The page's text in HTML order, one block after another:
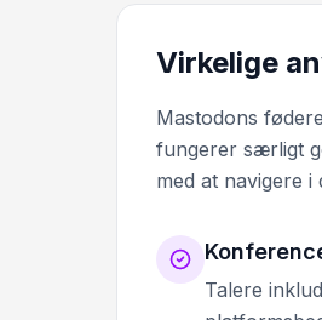
Virkelige
Mastodons
fungerer særligt
med at navigere i
Talere